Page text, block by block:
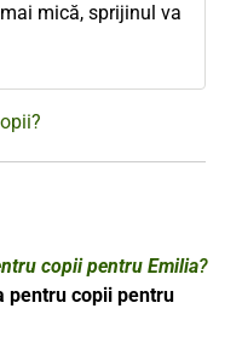
mică, sprijinul va
copii pentru Emilia?
pentru copii pentru